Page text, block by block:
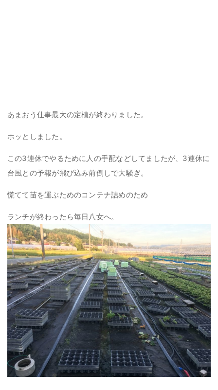
あまおう仕事最大の定植が終わりました。
ホッとしました。
この3連休でやるために人の手配などしてましたが、3連休に
台風との予報が飛び込み前倒しで大騒ぎ。
慌てて苗を運ぶためのコンテナ詰めのため
ランチが終わったら毎日八女へ。